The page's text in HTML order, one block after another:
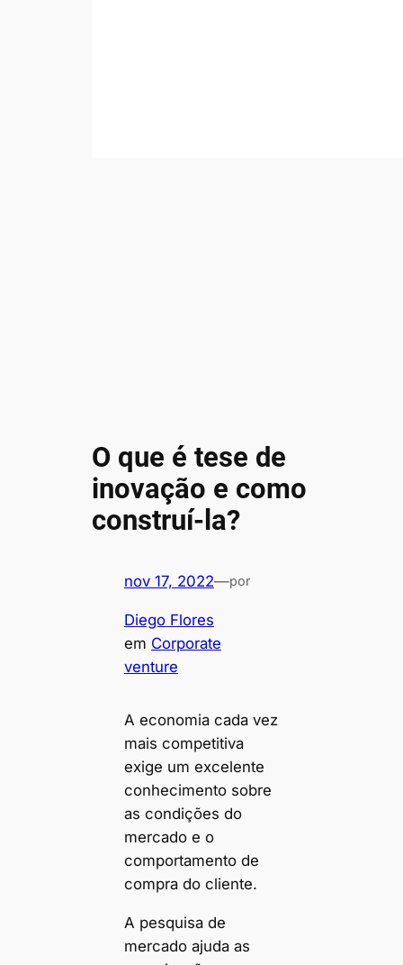
O que é tese de
inovação e como
construí-la?
nov 17, 2022—por
Diego Flores
em Corporate
venture
A economia cada vez
mais competitiva
exige um excelente
conhecimento sobre
as condições do
mercado e o
comportamento de
compra do cliente.
A pesquisa de
mercado ajuda as